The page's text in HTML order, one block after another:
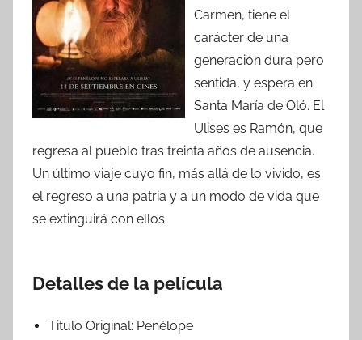
Carmen, tiene el
carácter de una
generación dura pero
sentida, y espera en
Santa María de Oló. El
Ulises es Ramón, que
regresa al pueblo tras treinta años de ausencia.
Un último viaje cuyo fin, más allá de lo vivido, es
el regreso a una patria y a un modo de vida que
se extinguirá con ellos.
Detalles de la película
Titulo Original: Penélope